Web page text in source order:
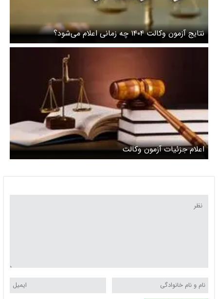
نتایج آزمون وکالت ۱۴۰۴ چه زمانی اعلام می‌شود؟
اعلام جزئیات آزمون‌ وکالت